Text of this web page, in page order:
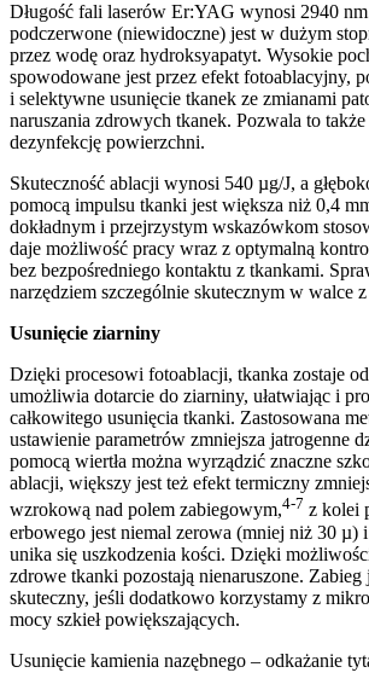
Długość fali laserów Er:YAG wynosi 2940
podczerwone (niewidoczne) jest w dużym
przez wodę oraz hydroksyapatyt. Wysokie
spowodowane jest przez efekt fotoablacyjny,
i selektywne usunięcie tkanek ze zmianami
naruszania zdrowych tkanek. Pozwala to
dezynfekcję powierzchni.
Skuteczność ablacji wynosi 540 µg/J, a
pomocą impulsu tkanki jest większa niż 0,4
dokładnym i przejrzystym wskazówkom
daje możliwość pracy wraz z optymalną
bez bezpośredniego kontaktu z tkankami.
narzędziem szczególnie skutecznym w walce z
Usunięcie ziarniny
Dzięki procesowi fotoablacji, tkanka zostaje
umożliwia dotarcie do ziarniny, ułatwiając i
całkowitego usunięcia tkanki. Zastosowana
ustawienie parametrów zmniejsza jatrogenne
pomocą wiertła można wyrządzić znaczne
ablacji, większy jest też efekt termiczny
wzrokową nad polem zabiegowym,4-7 z kolei
erbowego jest niemal zerowa (mniej niż 30 µ)
unika się uszkodzenia kości. Dzięki
zdrowe tkanki pozostają nienaruszone. Zabieg
skuteczny, jeśli dodatkowo korzystamy z
mocy szkieł powiększających.
Usunięcie kamienia nazębnego – odkażanie